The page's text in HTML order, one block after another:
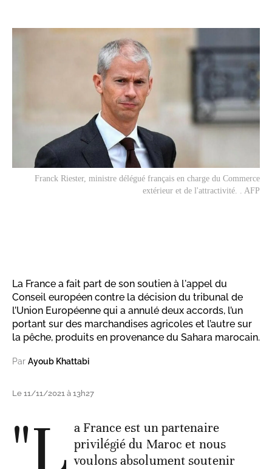
Franck Riester, ministre délégué français en charge du Commerce
extérieur et de l'attractivité. . AFP
La France a fait part de son soutien à l'appel du
Conseil européen contre la décision du tribunal de
l’Union Européenne qui a annulé deux accords, l’un
portant sur des marchandises agricoles et l’autre sur
la pêche, produits en provenance du Sahara marocain.
Par Ayoub Khattabi
Le 11/11/2021 à 13h27
"L a France est un partenaire
privilégié du Maroc et nous
voulons absolument soutenir